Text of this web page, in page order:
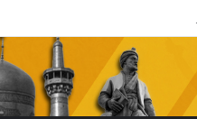
رضوی با چالش مواجه شده است